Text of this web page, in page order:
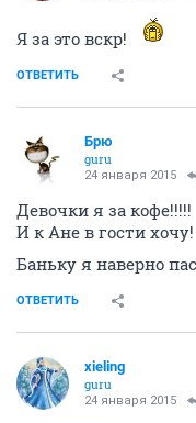
Я за это вскр!
ОТВЕТИТЬ
Брю
guru
24 января 2015
Девочки я за кофе!!!!!
И к Ане в гости хочу!
Баньку я наверно
ОТВЕТИТЬ
xieling
guru
24 января 2015